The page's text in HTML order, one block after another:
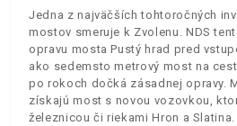
Jedna z najväčších tohtoročných
mostov smeruje k Zvolenu. NDS
opravu mosta Pustý hrad pred
ako sedemsto metrový most na
po rokoch dočká zásadnej opravy.
získajú most s novou vozovkou,
železnicou či riekami Hron a